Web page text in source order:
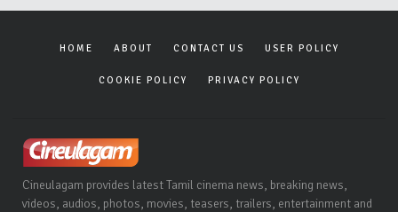
HOME ABOUT CONTACT US USER POLICY
COOKIE POLICY PRIVACY POLICY
Cineulagam provides latest Tamil cinema news, breaking news,
videos, audios, photos, movies, teasers, trailers, entertainment and